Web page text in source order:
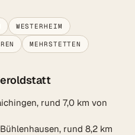
WESTERHEIM
MEHRSTETTEN
rund 7,0 km von
rund 8,2 km